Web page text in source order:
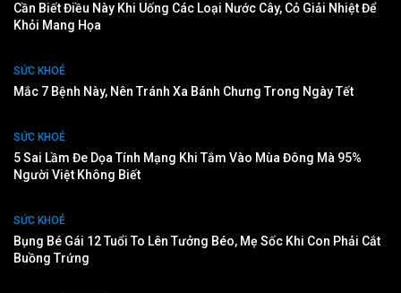
Cần Biết Điều Này Khi Uống Các Loại Nước Cây, Cỏ Giải Nhiệt Để
Khỏi Mang Họa
SỨC KHOẺ
Mắc 7 Bệnh Này, Nên Tránh Xa Bánh Chưng Trong Ngày Tết
SỨC KHOẺ
5 Sai Lầm Đe Dọa Tính Mạng Khi Tắm Vào Mùa Đông Mà 95%
Người Việt Không Biết
SỨC KHOẺ
Bụng Bé Gái 12 Tuổi To Lên Tưởng Béo, Mẹ Sốc Khi Con Phải Cắt
Buồng Trứng